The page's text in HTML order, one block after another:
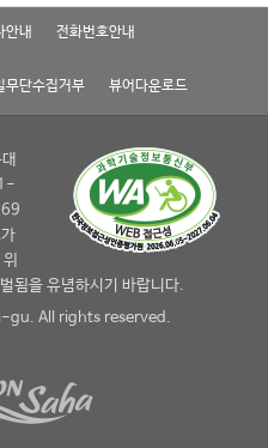
안내 전화번호안내
무단수집거부 뷰어다운로드
됨을 유념하시기 바랍니다.
All rights reserved.